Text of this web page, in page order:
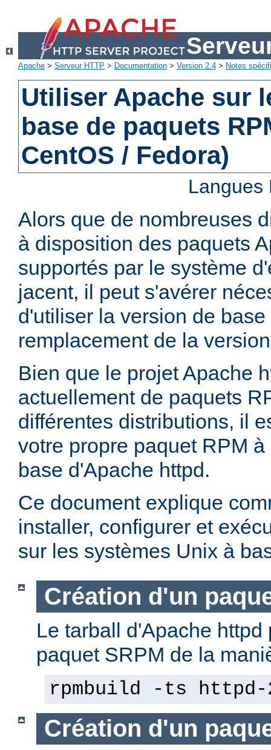
Apache > Serveur HTTP > Documentation > Version 2.4 > Notes
Utiliser Apache sur
base de paquets
CentOS / Fedora)
Alors que de nombreuses
à disposition des paquets
supportés par le système
jacent, il peut s'avérer
d'utiliser la version de
remplacement de la
Bien que le projet Apache
actuellement de paquets
différentes distributions, il
votre propre paquet RPM
base d'Apache httpd.
Ce document explique
installer, configurer et
sur les systèmes Unix à
Création d'un
Le tarball d'Apache
paquet SRPM de la
rpmbuild -ts
Création d'un